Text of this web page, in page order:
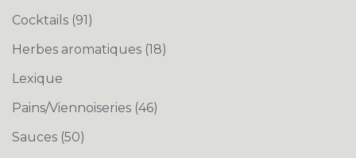
Cocktails (91)
Herbes aromatiques (18)
Lexique
Pains/Viennoiseries (46)
Sauces (50)